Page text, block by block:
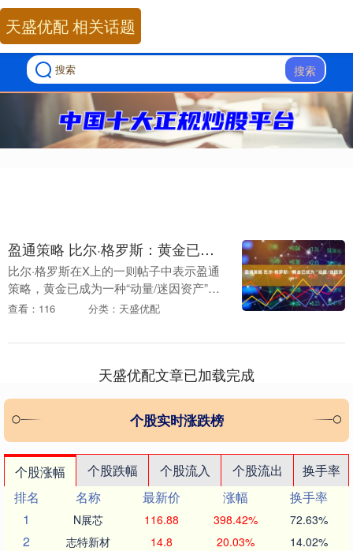
搜索
天盛优配 相关话题
盈通策略 比尔·格罗斯：黄金已成为“动量/迷因资产”
比尔·格罗斯在X上的一则帖子中表示盈通
策略，黄金已成为一种“动量/迷因资产”。
谈及黄金时，Gross说：“如果你想拥有
的“蟑....
查看：116 分类：天盛优配
天盛优配文章已加载完成
个股实时涨跌榜
个股涨幅 个股跌幅 个股流入 个股流出
换手率
排名
名称 最新价 涨幅
换手率
1
N展芯 116.88 398.42% 72.63%
2 志特新材 14.8 20.03% 14.02%